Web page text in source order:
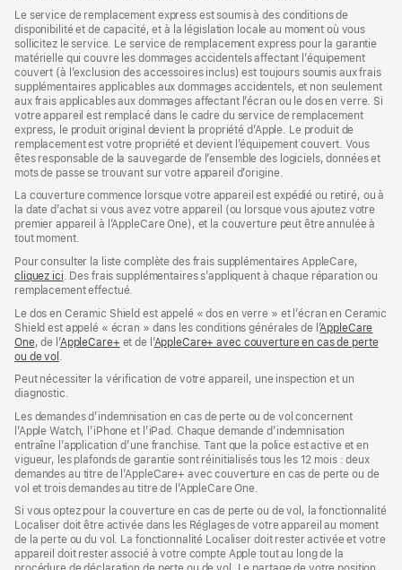
nouvelle
fenêtre)
une
nouvelle
fenêtre)
une
nouvelle
fenêtre)
Le service de remplacement express est soumis à des conditions de
disponibilité et de capacité, et à la législation locale au moment où vous
sollicitez le service. Le service de remplacement express pour la garantie
matérielle qui couvre les dommages accidentels affectant l’équipement
couvert (à l’exclusion des accessoires inclus) est toujours soumis aux frais
supplémentaires applicables aux dommages accidentels, et non seulement
aux frais applicables aux dommages affectant l’écran ou le dos en verre. Si
votre appareil est remplacé dans le cadre du service de remplacement
express, le produit original devient la propriété d’Apple. Le produit de
remplacement est votre propriété et devient l’équipement couvert. Vous
êtes responsable de la sauvegarde de l’ensemble des logiciels, données et
mots de passe se trouvant sur votre appareil d’origine.
La couverture commence lorsque votre appareil est expédié ou retiré, ou à
la date d’achat si vous avez votre appareil (ou lorsque vous ajoutez votre
premier appareil à l’AppleCare One), et la couverture peut être annulée à
tout moment.
Pour consulter la liste complète des frais supplémentaires AppleCare,
cliquez ici(s’ouvre
dans
nouvelle
fenêtre)
. Des frais supplémentaires s’appliquent à chaque réparation ou
remplacement effectué.
Le dos en Ceramic Shield est appelé « dos en verre » et l’écran en Ceramic
Shield est appelé « écran » dans les conditions générales de l’AppleCare
One(s’ouvre
dans
nouvelle
fenêtre)
, de l’AppleCare+ (s’ouvre
nouvelle
et de l’AppleCare+ avec couverture en cas de perte
ou de vol
une
nouvelle
fenêtre)
Peut nécessiter la vérification de votre appareil, une inspection et un
diagnostic.
Les demandes d’indemnisation en cas de perte ou de vol concernent
l’Apple Watch, l’iPhone et l’iPad. Chaque demande d’indemnisation
entraîne l’application d’une franchise. Tant que la police est active et en
vigueur, les plafonds de garantie sont réinitialisés tous les 12 mois : deux
demandes au titre de l’AppleCare+ avec couverture en cas de perte ou de
vol et trois demandes au titre de l’AppleCare One.
Si vous optez pour la couverture en cas de perte ou de vol, la fonctionnalité
Localiser doit être activée dans les Réglages de votre appareil au moment
de la perte ou du vol. La fonctionnalité Localiser doit rester activée et votre
appareil doit rester associé à votre compte Apple tout au long de la